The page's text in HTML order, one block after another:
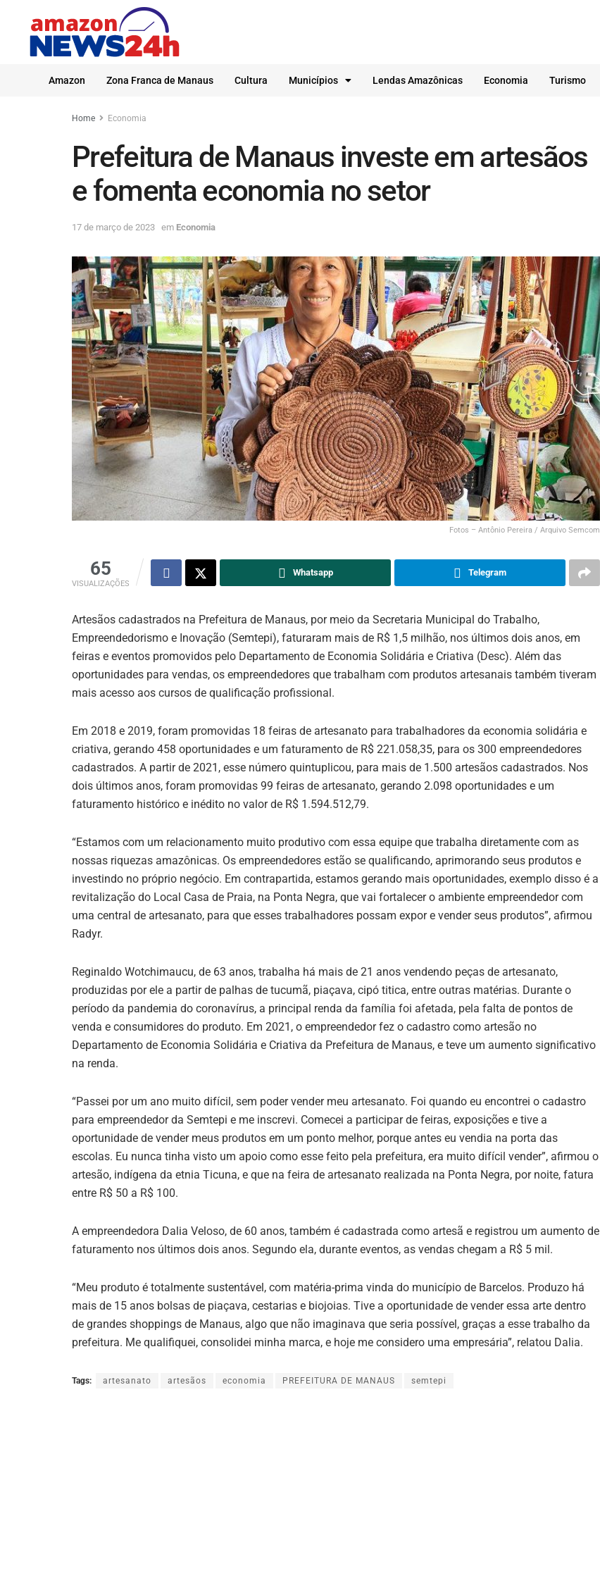
Amazon Zona Franca de Manaus Cultura Municípios Lendas Amazônicas Economia Turismo
Home Economia
Prefeitura de Manaus investe em artesãos
e fomenta economia no setor
17 de março de 2023 em Economia
Fotos – Antônio Pereira / Arquivo Semcom
65
VISUALIZAÇÕES
Whatsapp Telegram
Artesãos cadastrados na Prefeitura de Manaus, por meio da Secretaria Municipal do Trabalho,
Empreendedorismo e Inovação (Semtepi), faturaram mais de R$ 1,5 milhão, nos últimos dois anos, em
feiras e eventos promovidos pelo Departamento de Economia Solidária e Criativa (Desc). Além das
oportunidades para vendas, os empreendedores que trabalham com produtos artesanais também tiveram
mais acesso aos cursos de qualificação profissional.
Em 2018 e 2019, foram promovidas 18 feiras de artesanato para trabalhadores da economia solidária e
criativa, gerando 458 oportunidades e um faturamento de R$ 221.058,35, para os 300 empreendedores
cadastrados. A partir de 2021, esse número quintuplicou, para mais de 1.500 artesãos cadastrados. Nos
dois últimos anos, foram promovidas 99 feiras de artesanato, gerando 2.098 oportunidades e um
faturamento histórico e inédito no valor de R$ 1.594.512,79.
“Estamos com um relacionamento muito produtivo com essa equipe que trabalha diretamente com as
nossas riquezas amazônicas. Os empreendedores estão se qualificando, aprimorando seus produtos e
investindo no próprio negócio. Em contrapartida, estamos gerando mais oportunidades, exemplo disso é a
revitalização do Local Casa de Praia, na Ponta Negra, que vai fortalecer o ambiente empreendedor com
uma central de artesanato, para que esses trabalhadores possam expor e vender seus produtos”, afirmou
Radyr.
Reginaldo Wotchimaucu, de 63 anos, trabalha há mais de 21 anos vendendo peças de artesanato,
produzidas por ele a partir de palhas de tucumã, piaçava, cipó titica, entre outras matérias. Durante o
período da pandemia do coronavírus, a principal renda da família foi afetada, pela falta de pontos de
venda e consumidores do produto. Em 2021, o empreendedor fez o cadastro como artesão no
Departamento de Economia Solidária e Criativa da Prefeitura de Manaus, e teve um aumento significativo
na renda.
“Passei por um ano muito difícil, sem poder vender meu artesanato. Foi quando eu encontrei o cadastro
para empreendedor da Semtepi e me inscrevi. Comecei a participar de feiras, exposições e tive a
oportunidade de vender meus produtos em um ponto melhor, porque antes eu vendia na porta das
escolas. Eu nunca tinha visto um apoio como esse feito pela prefeitura, era muito difícil vender”, afirmou o
artesão, indígena da etnia Ticuna, e que na feira de artesanato realizada na Ponta Negra, por noite, fatura
entre R$ 50 a R$ 100.
A empreendedora Dalia Veloso, de 60 anos, também é cadastrada como artesã e registrou um aumento de
faturamento nos últimos dois anos. Segundo ela, durante eventos, as vendas chegam a R$ 5 mil.
“Meu produto é totalmente sustentável, com matéria-prima vinda do município de Barcelos. Produzo há
mais de 15 anos bolsas de piaçava, cestarias e biojoias. Tive a oportunidade de vender essa arte dentro
de grandes shoppings de Manaus, algo que não imaginava que seria possível, graças a esse trabalho da
prefeitura. Me qualifiquei, consolidei minha marca, e hoje me considero uma empresária”, relatou Dalia.
Tags: artesanato artesãos economia PREFEITURA DE MANAUS semtepi